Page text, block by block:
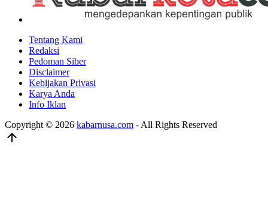
Tentang Kami
Redaksi
Pedoman Siber
Disclaimer
Kebijakan Privasi
Karya Anda
Info Iklan
Copyright © 2026 kabarnusa.com - All Rights Reserved
arrow_upward